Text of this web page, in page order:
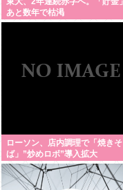
あと数年で枯渇
ローソン、店内調理で「焼きそ
ば」”炒めロボ”導入拡大